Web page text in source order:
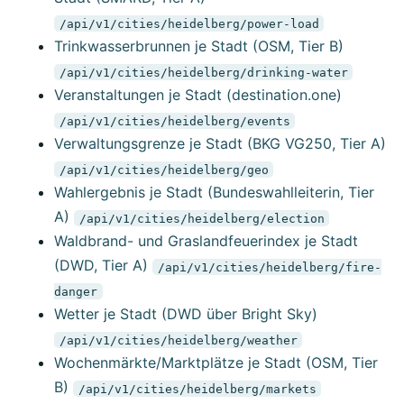
/api/v1/cities/heidelberg/power-load
Trinkwasserbrunnen je Stadt (OSM, Tier B)
/api/v1/cities/heidelberg/drinking-water
Veranstaltungen je Stadt (destination.one)
/api/v1/cities/heidelberg/events
Verwaltungsgrenze je Stadt (BKG VG250, Tier A)
/api/v1/cities/heidelberg/geo
Wahlergebnis je Stadt (Bundeswahlleiterin, Tier
A)
/api/v1/cities/heidelberg/election
Waldbrand- und Graslandfeuerindex je Stadt
(DWD, Tier A)
/api/v1/cities/heidelberg/fire-
danger
Wetter je Stadt (DWD über Bright Sky)
/api/v1/cities/heidelberg/weather
Wochenmärkte/Marktplätze je Stadt (OSM, Tier
B)
/api/v1/cities/heidelberg/markets